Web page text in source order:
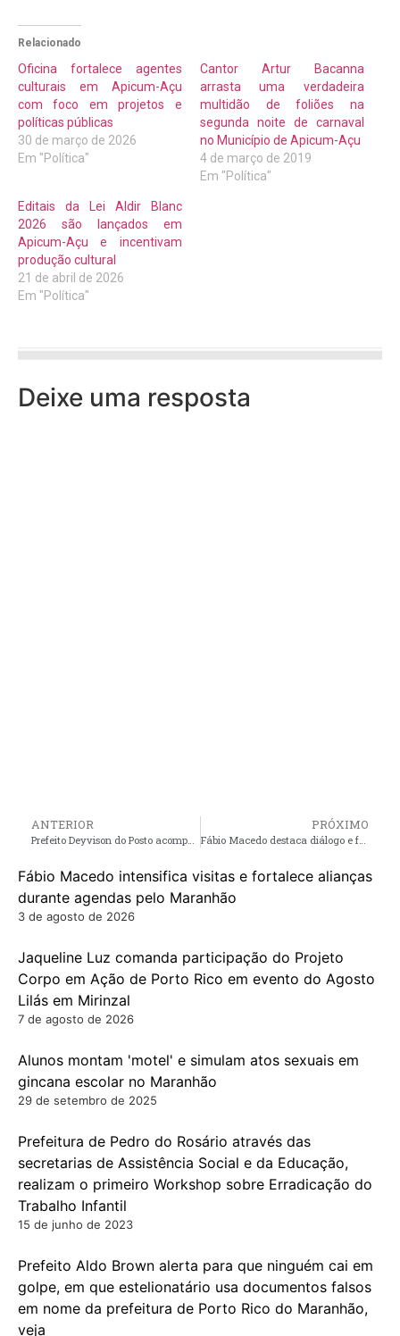
Relacionado
Oficina fortalece agentes
culturais em Apicum-Açu
com foco em projetos e
políticas públicas
30 de março de 2026
Em "Política"
Cantor Artur Bacanna
arrasta uma verdadeira
multidão de foliões na
segunda noite de carnaval
no Município de Apicum-Açu
4 de março de 2019
Em "Política"
Editais da Lei Aldir Blanc
2026 são lançados em
Apicum-Açu e incentivam
produção cultural
21 de abril de 2026
Em "Política"
Deixe uma resposta
ANTERIOR PRÓXIMO
Fábio Macedo destaca diálogo e fortalecimento de lideranças no MA
Fábio Macedo intensifica visitas e fortalece alianças
durante agendas pelo Maranhão
3 de agosto de 2026
Jaqueline Luz comanda participação do Projeto
Corpo em Ação de Porto Rico em evento do Agosto
Lilás em Mirinzal
7 de agosto de 2026
Alunos montam 'motel' e simulam atos sexuais em
gincana escolar no Maranhão
29 de setembro de 2025
Prefeitura de Pedro do Rosário através das
secretarias de Assistência Social e da Educação,
realizam o primeiro Workshop sobre Erradicação do
Trabalho Infantil
15 de junho de 2023
Prefeito Aldo Brown alerta para que ninguém cai em
golpe, em que estelionatário usa documentos falsos
em nome da prefeitura de Porto Rico do Maranhão,
veja